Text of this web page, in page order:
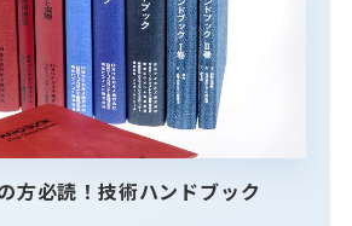
方必読！技術ハンドブック